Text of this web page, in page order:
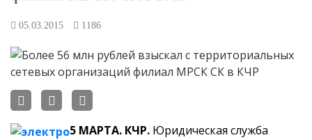
05.03.2015 1186
5 МАРТА. КЧР. Юридическая служба